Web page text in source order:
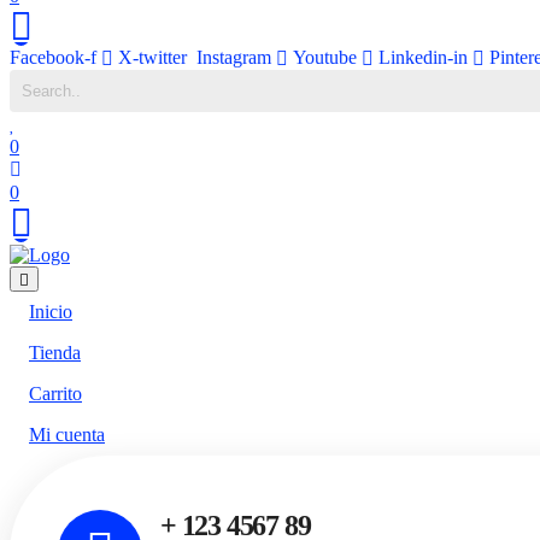
Facebook-f X-twitter Instagram Youtube Linkedin-in
0
0
Inicio
Tienda
Carrito
Mi cuenta
+ 123 4567 89